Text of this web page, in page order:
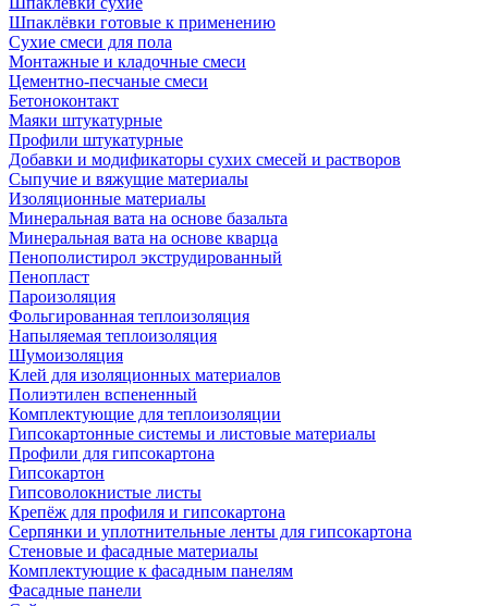
Шпаклёвки готовые к применению
Сухие смеси для пола
Монтажные и кладочные смеси
Цементно-песчаные смеси
Бетоноконтакт
Маяки штукатурные
Профили штукатурные
Добавки и модификаторы сухих смесей и растворов
Сыпучие и вяжущие материалы
Изоляционные материалы
Минеральная вата на основе базальта
Минеральная вата на основе кварца
Пенополистирол экструдированный
Пенопласт
Пароизоляция
Фольгированная теплоизоляция
Напыляемая теплоизоляция
Шумоизоляция
Клей для изоляционных материалов
Полиэтилен вспененный
Комплектующие для теплоизоляции
Гипсокартонные системы и листовые материалы
Профили для гипсокартона
Гипсокартон
Гипсоволокнистые листы
Крепёж для профиля и гипсокартона
Серпянки и уплотнительные ленты для гипсокартона
Стеновые и фасадные материалы
Комплектующие к фасадным панелям
Фасадные панели